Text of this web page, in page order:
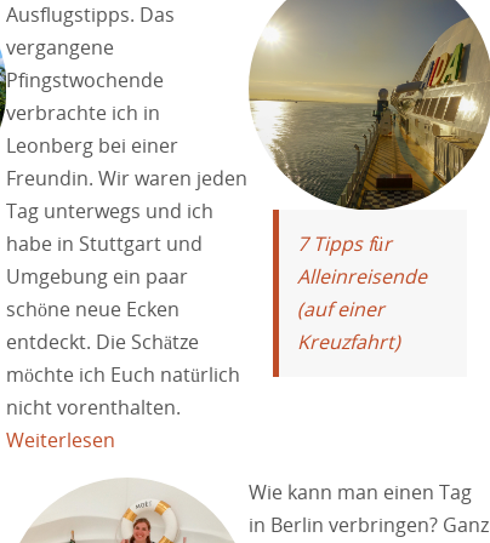
Ausflugstipps. Das
vergangene
Pfingstwochende
verbrachte ich in
Leonberg bei einer
Freundin. Wir waren jeden
Tag unterwegs und ich
habe in Stuttgart und
Umgebung ein paar
schöne neue Ecken
entdeckt. Die Schätze
möchte ich Euch natürlich
nicht vorenthalten.
Weiterlesen
7 Tipps für
Alleinreisende
(auf einer
Kreuzfahrt)
Wie kann man einen Tag
in Berlin verbringen? Ganz